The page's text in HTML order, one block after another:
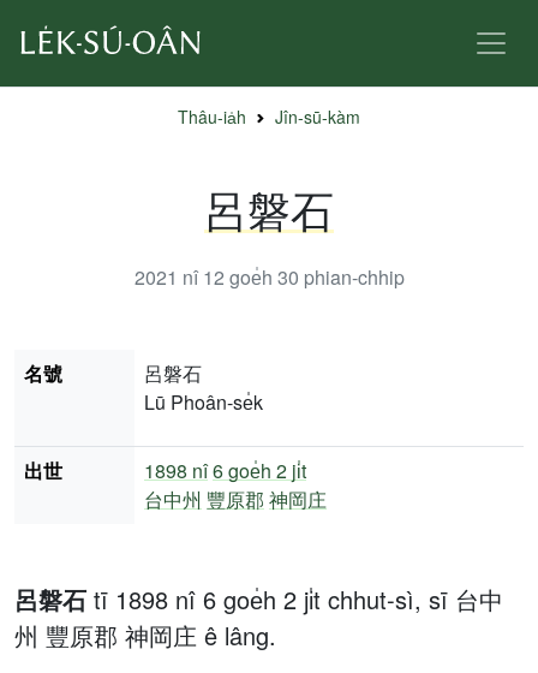
Thâu-ia̍h Jîn-sū-kàm
呂磐石
2021 nî 12 goe̍h 30 phian-chhip
呂磐石 tī 1898 nî 6 goe̍h 2 ji̍t chhut-sì, sī 台中
州 豐原郡 神岡庄 ê lâng.
名號
呂磐石
Lū Phoân-se̍k
出世 1898 nî6 goe̍h 2 ji̍t
台中州 豐原郡 神岡庄